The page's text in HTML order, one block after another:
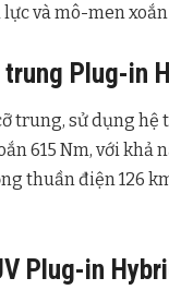
và mô-men xoắn
Plug-in
trung, sử dụng
615 Nm, với
thuần điện 126
Plug-in